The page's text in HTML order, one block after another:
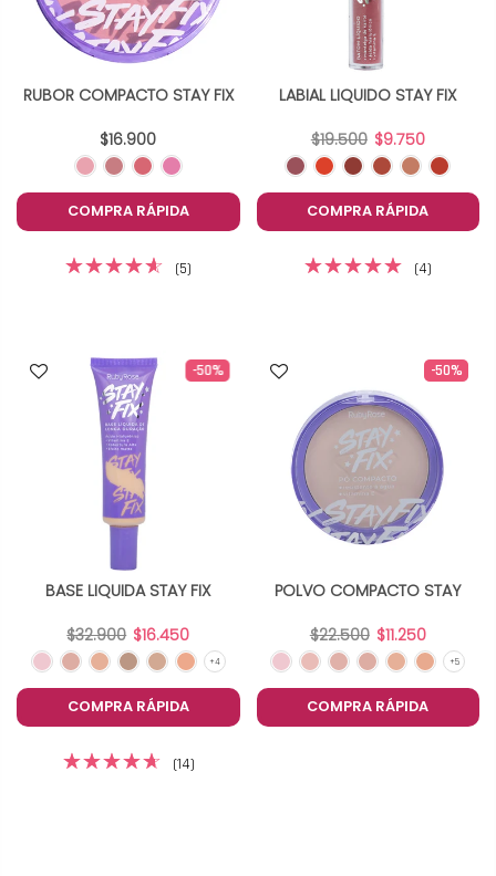
RUBOR COMPACTO STAY FIX
$16.900
COMPRA RÁPIDA
(5)
LABIAL LIQUIDO STAY FIX
$19.500 $9.750
COMPRA RÁPIDA
(4)
-50%
BASE LIQUIDA STAY FIX
$32.900 $16.450
COMPRA RÁPIDA
(14)
-50%
POLVO COMPACTO STAY
$22.500 $11.250
COMPRA RÁPIDA